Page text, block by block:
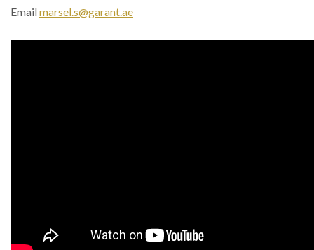
Emailmarsel.s@garant.ae